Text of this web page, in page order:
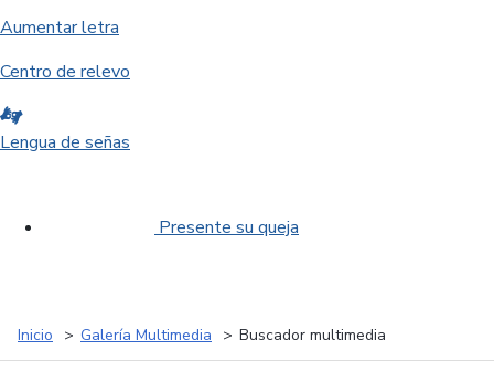
Aumentar letra
Centro de relevo
Lengua de señas
Presente su queja
Inicio Galería Multimedia Buscador multimedia